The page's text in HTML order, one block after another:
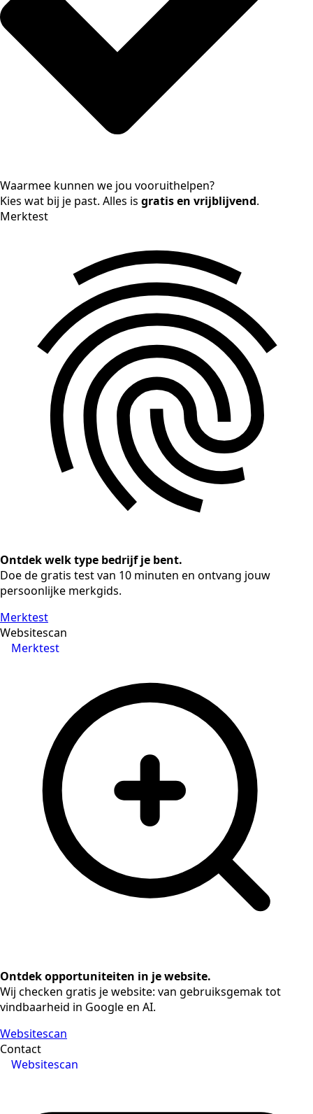
Waarmee kunnen we jou vooruithelpen?
Kies wat bij je past. Alles is gratis en vrijblijvend.
Merktest
Ontdek welk type bedrijf je bent.
Doe de gratis test van 10 minuten en ontvang jouw
persoonlijke merkgids.
Merktest
Merktest
Websitescan
Ontdek opportuniteiten in je website.
Wij checken gratis je website: van gebruiksgemak tot
vindbaarheid in Google en AI.
Websitescan
Websitescan
Contact